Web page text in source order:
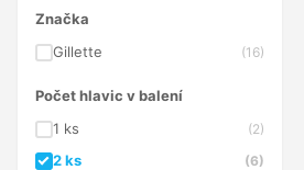
Značka
Gillette
(16)
Počet hlavic v balení
1 ks
(2)
2 ks (6)